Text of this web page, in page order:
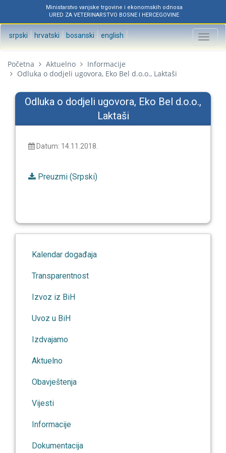
Ministarstvo vanjske trgovine i ekonomskih odnosa
URED ZA VETERINARSTVO BOSNE I HERCEGOVINE
srpski hrvatski bosanski english
Toggle
Početna Aktuelno
Informacije
Odluka o dodjeli ugovora, Eko Bel d.o.o., Laktaši
Odluka o dodjeli ugovora, Eko Bel d.o.o.,
Laktaši
Datum: 14.11.2018.
Preuzmi (Srpski)
Kalendar događaja
Transparentnost
Izvoz iz BiH
Uvoz u BiH
Izdvajamo
Aktuelno
Obavještenja
Vijesti
Informacije
Dokumentacija